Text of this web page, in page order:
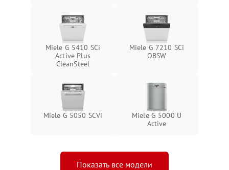
Miele G 5410 SCi
Active Plus
CleanSteel
Miele G 7210 SCi
OBSW
Miele G 5050 SCVi
Miele G 5000 U
Active
Показать все модели